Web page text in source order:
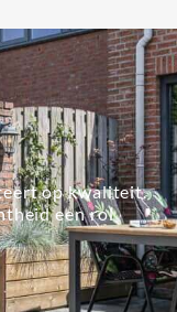
op kwaliteit.
een rol